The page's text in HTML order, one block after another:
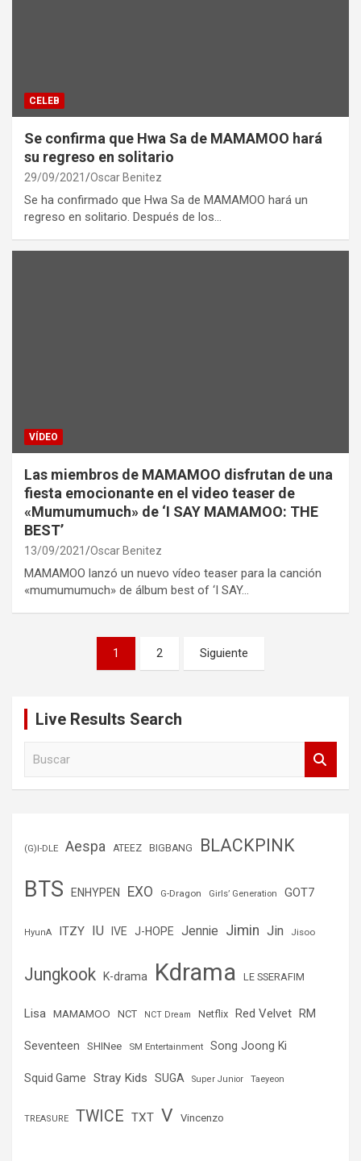
CELEB
Se confirma que Hwa Sa de MAMAMOO hará
su regreso en solitario
29/09/2021 Oscar Benitez
Se ha confirmado que Hwa Sa de MAMAMOO hará un
regreso en solitario. Después de los…
VÍDEO
Las miembros de MAMAMOO disfrutan de una
fiesta emocionante en el video teaser de
«Mumumumuch» de ‘I SAY MAMAMOO: THE
BEST’
13/09/2021 Oscar Benitez
MAMAMOO lanzó un nuevo vídeo teaser para la canción
«mumumumuch» de álbum best of ‘I SAY…
1 2 Siguiente
Live Results Search
(G)I-DLE Aespa ATEEZ BIGBANG BLACKPINK
BTS ENHYPEN EXO G-Dragon Girls’ Generation GOT7
HyunA ITZY IU IVE J-HOPE Jennie Jimin Jin Jisoo
Jungkook K-drama Kdrama LE SSERAFIM
Lisa MAMAMOO NCT NCT Dream Netflix Red Velvet RM
Seventeen SHINee SM Entertainment Song Joong Ki
Squid Game Stray Kids SUGA Super Junior Taeyeon
TREASURE TWICE TXT V Vincenzo